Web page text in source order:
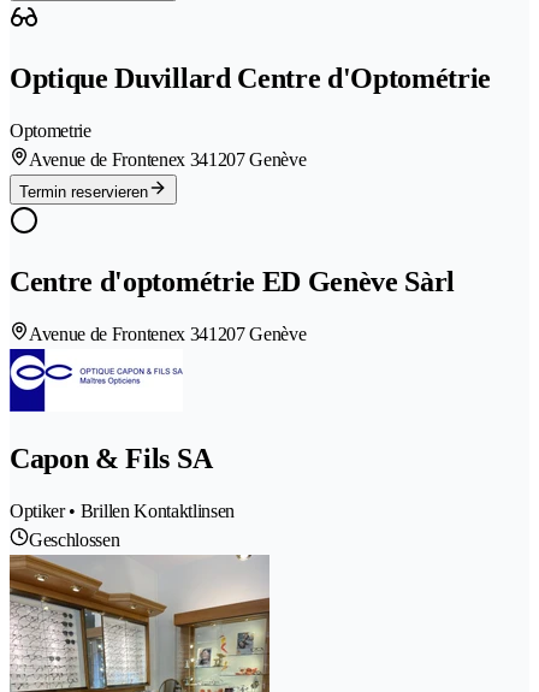
Optique Duvillard Centre d'Optométrie
Optometrie
Avenue de Frontenex 341207 Genève
Termin reservieren
Centre d'optométrie ED Genève Sàrl
Avenue de Frontenex 341207 Genève
Capon & Fils SA
Optiker • Brillen Kontaktlinsen
Geschlossen